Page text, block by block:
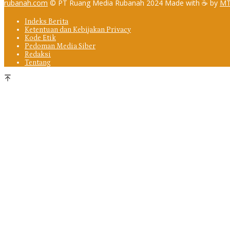
rubanah.com © PT Ruang Media Rubanah 2024 Made with ☕ by
Indeks Berita
Ketentuan dan Kebijakan Privacy
Kode Etik
Pedoman Media Siber
Redaksi
Tentang